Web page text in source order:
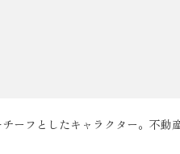
ーフとしたキャラクター。不動